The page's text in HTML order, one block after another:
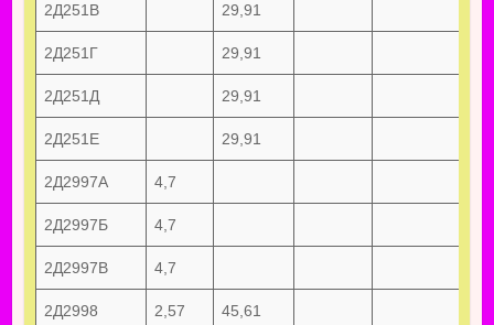
2Д251В 29,91
2Д251Г 29,91
2Д251Д 29,91
2Д251Е 29,91
2Д2997А 4,7
2Д2997Б 4,7
2Д2997В 4,7
2Д2998 2,57 45,61